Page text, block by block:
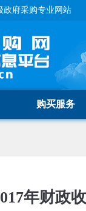
政府采购专业网站
购买服务
年财政